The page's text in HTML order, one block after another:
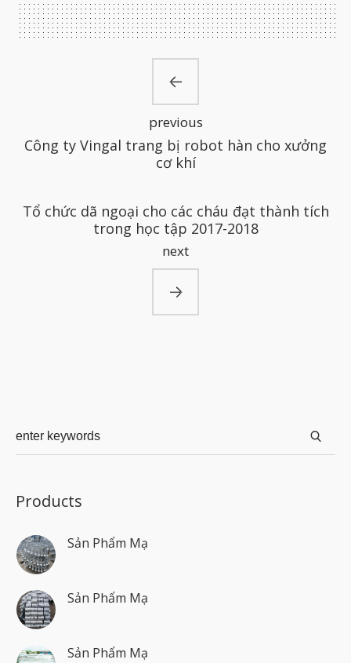
Công ty Vingal trang bị robot hàn cho xưởng
cơ khí
previous
Tổ chức dã ngoại cho các cháu đạt thành tích
trong học tập 2017-2018
next
Products
Sản Phẩm Mạ
Sản Phẩm Mạ
Sản Phẩm Mạ